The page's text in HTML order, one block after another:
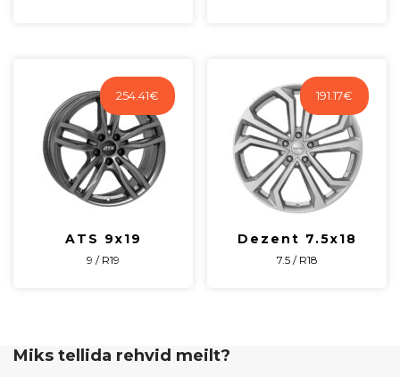
254.41€
ATS 9x19
9 / R19
191.17€
Dezent 7.5x18
7.5 / R18
Miks tellida rehvid meilt?